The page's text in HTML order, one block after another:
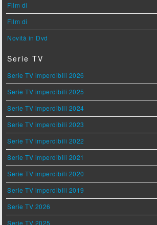
Film di
Film di
Novità in Dvd
Serie TV
Serie TV imperdibili 2026
Serie TV imperdibili 2025
Serie TV imperdibili 2024
Serie TV imperdibili 2023
Serie TV imperdibili 2022
Serie TV imperdibili 2021
Serie TV imperdibili 2020
Serie TV imperdibili 2019
Serie TV 2026
Serie TV 2025